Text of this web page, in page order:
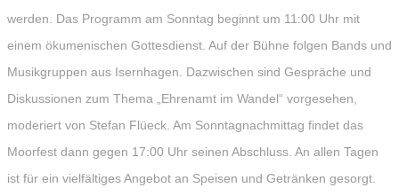
werden. Das Programm am Sonntag beginnt um 11:00 Uhr mit
einem ökumenischen Gottesdienst. Auf der Bühne folgen Bands und
Musikgruppen aus Isernhagen. Dazwischen sind Gespräche und
Diskussionen zum Thema „Ehrenamt im Wandel“ vorgesehen,
moderiert von Stefan Flüeck. Am Sonntagnachmittag findet das
Moorfest dann gegen 17:00 Uhr seinen Abschluss. An allen Tagen
ist für ein vielfältiges Angebot an Speisen und Getränken gesorgt.